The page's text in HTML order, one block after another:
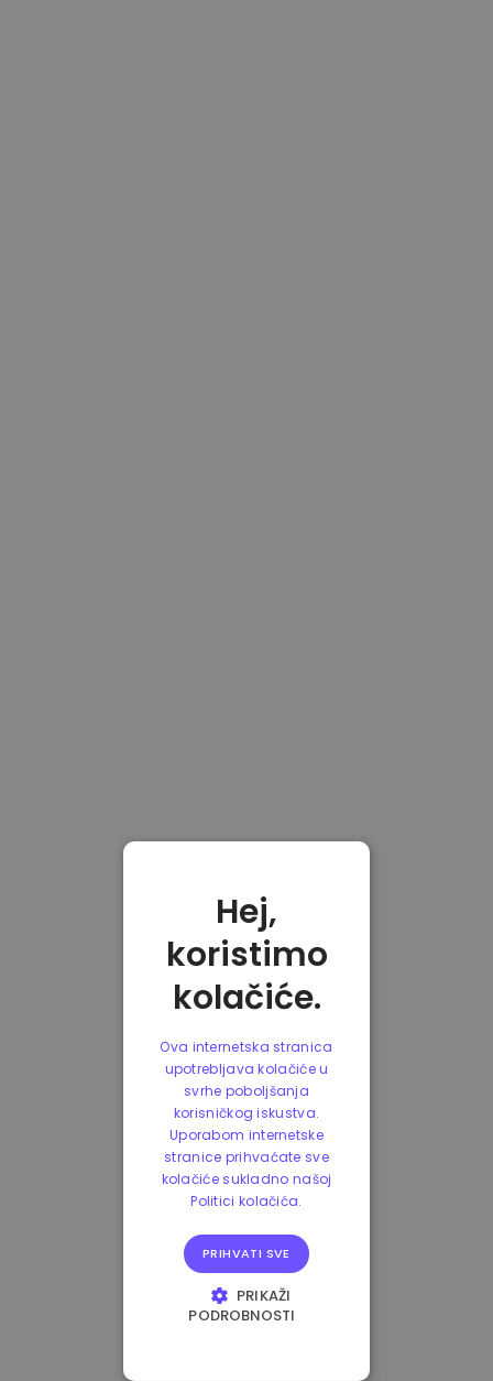
Hej,
koristimo
kolačiće.
Ova internetska stranica
upotrebljava kolačiće u
svrhe poboljšanja
korisničkog iskustva.
Uporabom internetske
stranice prihvaćate sve
kolačiće sukladno našoj
Politici kolačića.
PRIHVATI SVE
PRIKAŽI
PODROBNOSTI